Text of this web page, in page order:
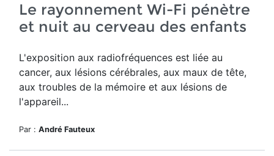
Le rayonnement Wi-Fi pénètre
et nuit au cerveau des enfants
L'exposition aux radiofréquences est liée au
cancer, aux lésions cérébrales, aux maux de tête,
aux troubles de la mémoire et aux lésions de
l'appareil...
Par : André Fauteux